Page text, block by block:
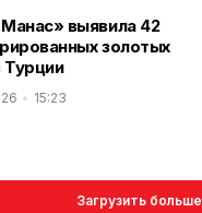
выявила 42
золотых
Турции
15:23
Загрузить больше